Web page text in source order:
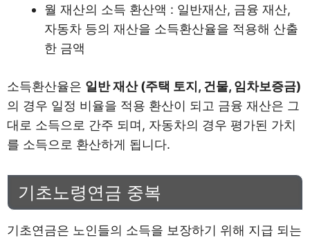
월 재산의 소득 환산액 : 일반재산, 금융 재산,
자동차 등의 재산을 소득환산율을 적용해 산출
한 금액
소득환산율은 일반 재산 (주택 토지, 건물, 임차보증금)
의 경우 일정 비율을 적용 환산이 되고 금융 재산은 그
대로 소득으로 간주 되며, 자동차의 경우 평가된 가치
를 소득으로 환산하게 됩니다.
기초노령연금 중복
기초연금은 노인들의 소득을 보장하기 위해 지급 되는